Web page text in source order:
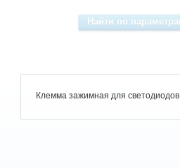
Клемма зажимная для светодиодов